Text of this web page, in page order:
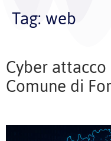
Tag:web
Cyber
Comune di